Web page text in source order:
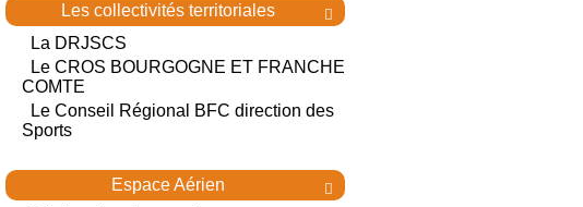

Les collectivités territoriales
La DRJSCS
Le CROS BOURGOGNE ET FRANCHE
COMTE
Le Conseil Régional BFC direction des
Sports

Espace Aérien